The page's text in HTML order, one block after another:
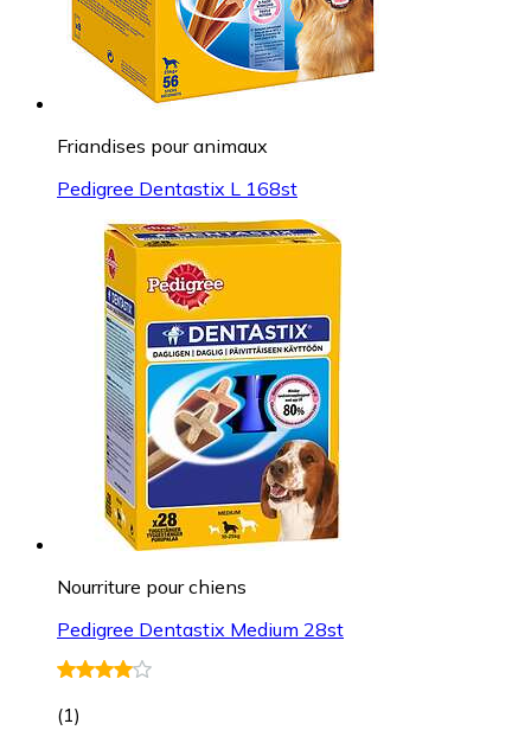
Friandises pour animaux
Pedigree Dentastix L 168st
Nourriture pour chiens
Pedigree Dentastix Medium 28st
(1)